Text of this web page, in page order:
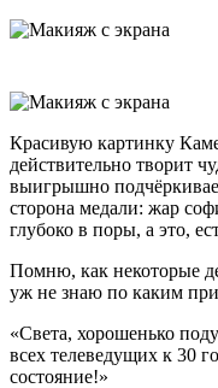
Красивую картинку
действительно творит
выигрышно
сторона медали: жар
глубоко в поры, а это,
Помню, как некоторые
уж не знаю по каким
«Света, хорошенько
всех телеведущих к 30
состояние!»